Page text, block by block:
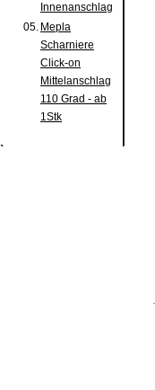
Innenanschlag
05. Mepla
Scharniere
Click-on
Mittelanschlag
110 Grad - ab
1Stk